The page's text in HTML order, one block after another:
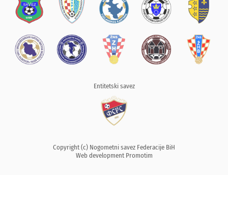
Entitetski savez
Copyright (c) Nogometni savez Federacije BiH
Web development Promotim